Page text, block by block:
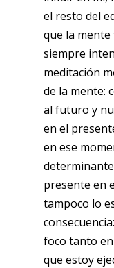
el resto del
que la mente
siempre
meditación
de la mente:
al futuro y
en el
en ese
presente en
tampoco lo
foco tanto
que estoy